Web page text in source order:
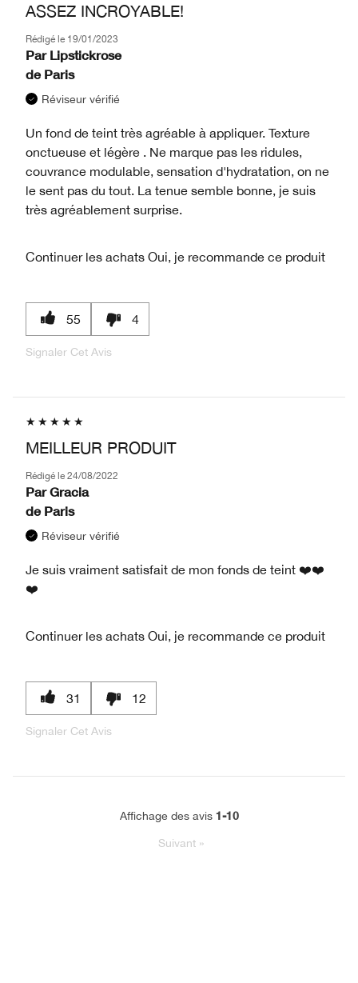
ASSEZ INCROYABLE!
Rédigé le 19/01/2023
Par Lipstickrose
de Paris
Réviseur vérifié
Un fond de teint très agréable à appliquer. Texture
onctueuse et légère . Ne marque pas les ridules,
couvrance modulable, sensation d'hydratation, on ne
le sent pas du tout. La tenue semble bonne, je suis
très agréablement surprise.
Continuer les achats Oui, je recommande ce produit
55 4
Signaler Cet Avis
MEILLEUR PRODUIT
Rédigé le 24/08/2022
Par Gracia
de Paris
Réviseur vérifié
Je suis vraiment satisfait de mon fonds de teint ❤️❤️
❤️
Continuer les achats Oui, je recommande ce produit
31 12
Signaler Cet Avis
Affichage des avis 1-10
Suivant »